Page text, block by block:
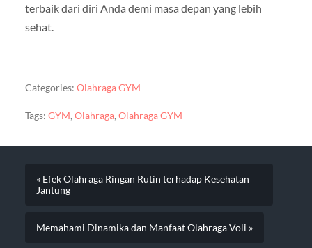
terbaik dari diri Anda demi masa depan yang lebih
sehat.
Categories: Olahraga GYM
Tags: GYM,Olahraga,Olahraga GYM
« Efek Olahraga Ringan Rutin terhadap Kesehatan
Jantung
Memahami Dinamika dan Manfaat Olahraga Voli »